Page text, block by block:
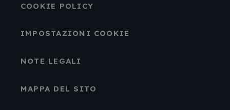
COOKIE POLICY
IMPOSTAZIONI COOKIE
NOTE LEGALI
MAPPA DEL SITO